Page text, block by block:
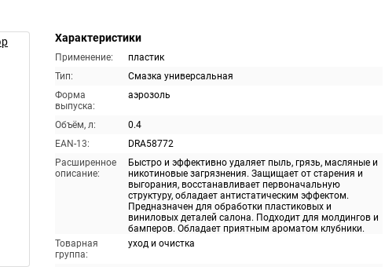
Характеристики
Применение:
пластик
Тип:
Смазка универсальная
Форма
выпуска:
аэрозоль
Объём, л:
0.4
EAN-13:
DRA58772
Расширенное
описание:
Быстро и эффективно удаляет пыль, грязь, масляные и
никотиновые загрязнения. Защищает от старения и
выгорания, восстанавливает первоначальную
структуру, обладает антистатическим эффектом.
Предназначен для обработки пластиковых и
виниловых деталей салона. Подходит для молдингов и
бамперов. Обладает приятным ароматом клубники.
Товарная
группа:
уход и очистка